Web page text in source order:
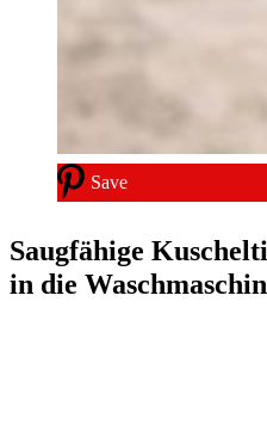
Save
Saugfähige
in die